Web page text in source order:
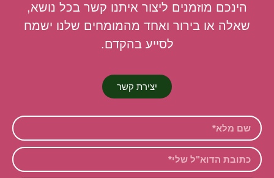
הינכם מוזמנים ליצור איתנו קשר בכל נושא,
שאלה או בירור ואחד מהמומחים שלנו ישמח
לסייע בהקדם.
יצירת קשר